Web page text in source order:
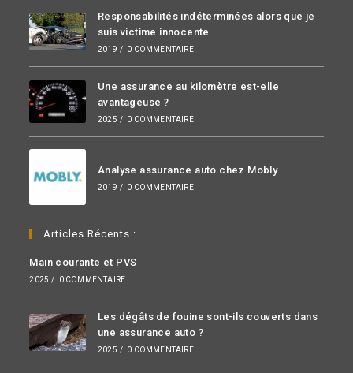
Responsabilités indéterminées alors que je
suis victime innocente
2019 / 0 COMMENTAIRE
Une assurance au kilomètre est-elle
avantageuse ?
2025 / 0 COMMENTAIRE
Analyse assurance auto chez Mobly
2019 / 0 COMMENTAIRE
Articles Récents :
Main courante et PVS
2025 / 0 COMMENTAIRE
Les dégâts de fouine sont-ils couverts dans
une assurance auto ?
2025 / 0 COMMENTAIRE